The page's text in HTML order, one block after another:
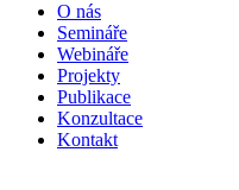
O nás
Semináře
Webináře
Projekty
Publikace
Konzultace
Kontakt